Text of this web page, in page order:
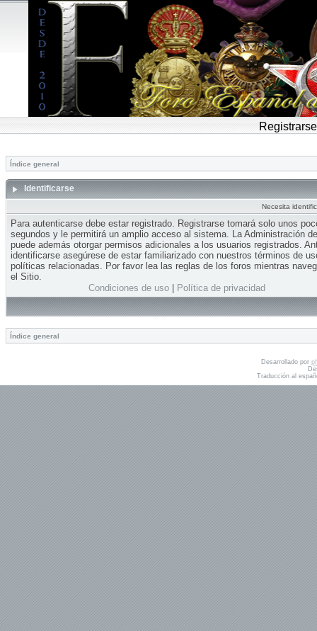
Registrarse
Índice general
Identificarse
Necesita
Para autenticarse debe estar registrado. Registrarse tomará solo unos
segundos y le permitirá un amplio acceso al sistema. La Administración
puede además otorgar permisos adicionales a los usuarios registrados.
identificarse asegúrese de estar familiarizado con nuestros términos de
políticas relacionadas. Por favor lea las reglas de los foros mientras
el Sitio.
Condiciones de uso| Política de privacidad
Índice general
Desarrollado por
Traducción al